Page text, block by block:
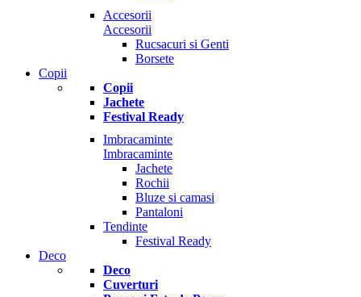
Accesorii
Accesorii
Rucsacuri si Genti
Borsete
Copii
Copii
Jachete
Festival Ready
Imbracaminte
Imbracaminte
Jachete
Rochii
Bluze si camasi
Pantaloni
Tendinte
Festival Ready
Deco
Deco
Cuverturi